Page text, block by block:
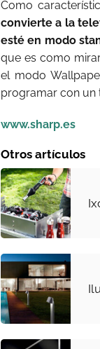
Como
convierte a la
esté en modo
que es como
el modo
programar con un
www.sharp.es
Otros artículos